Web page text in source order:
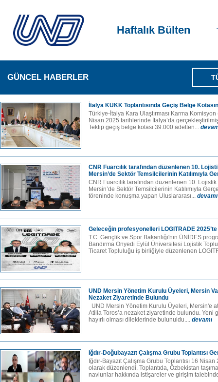
Haftalık Bülten
GÜNCEL HABERLER
İtalya KUKK Toplantısında Geçiş Belge
Türkiye-İtalya Kara Ulaştırması Karma Komisyon
Nisan 2025 tarihlerinde İtalya’da
Tektip geçiş belge kotası 39.000 adetten...
CNR Fuarcılık tarafından düzenlenen 10.
Mersin’de Sektör Temsilcilerinin Katılımıyla
CNR Fuarcılık tarafından düzenlenen 10. Lojis­tik
Mersin’de Sektör Temsilcile­rinin Katılımıyla
töreninde konuşma yapan Uluslararası... devamı
Geleceğin profesyonelleri LOGITRADE
T.C. Gençlik ve Spor Bakanlığı'nın ÜNİDES
Bandırma Onyedi Eylül Üniversitesi Lojistik
Ticaret Topluluğu iş birliğiyle düzenlenen
UND Mersin Yönetim Kurulu Üyeleri, Mersin
Nezaket Ziyaretinde Bulundu
UND Mersin Yönetim Kurulu Üyeleri, Mersin'e
Atilla Toros’a nezaket ziyaretinde bulundu. Yeni
hayırlı olması dileklerinde bulunuldu.... devamı
Iğdır-Doğubayazıt Çalışma Grubu Toplantısı
Iğdır-Bayazıt Çalışma Grubu Toplantısı 16
olarak düzenlendi. Toplantıda, Özbekistan
navlunlar hakkında istişareler ve girişim